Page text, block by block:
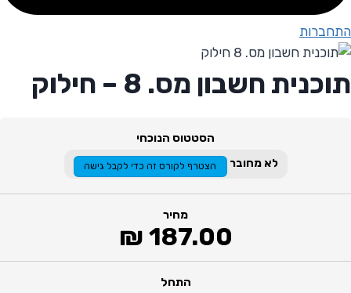
התחברות
תוכנית חשבון מס. 8 – חילוק
הסטטוס הנוכחי
לא מחובר
הצטרף לקורס זה כדי לקבל גישה
מחיר
התחל